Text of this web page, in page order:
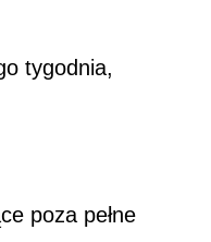
tygodnia,
poza pełne